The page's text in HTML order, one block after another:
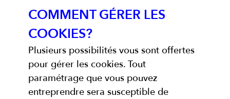
COMMENT GÉRER LES
COOKIES?
Plusieurs possibilités vous sont offertes
pour gérer les cookies. Tout
paramétrage que vous pouvez
entreprendre sera susceptible de